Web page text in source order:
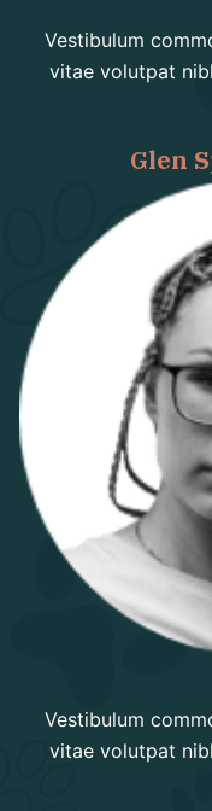
Vestibulum
vitae volutpat
Glen
Vestibulum
vitae volutpat